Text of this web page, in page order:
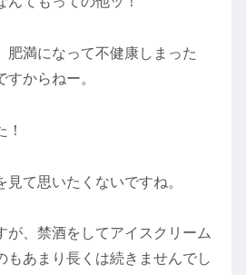
肥満になって不健康しまった
からねー。
て思いたくないですね。
が、禁酒をしてアイスクリーム
もあまり長くは続きませんでし